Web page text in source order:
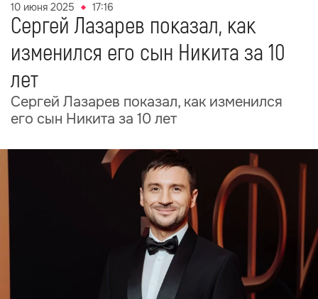
10 июня 2025 17:16
Сергей Лазарев показал, как
изменился его сын Никита за 10
лет
Сергей Лазарев показал, как изменился
его сын Никита за 10 лет